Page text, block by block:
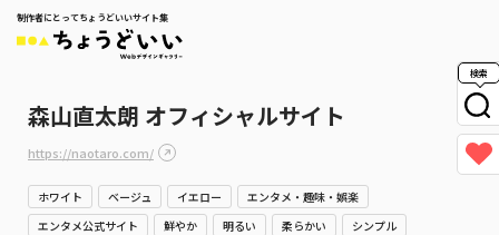
制作者にとってちょうどいいサイト集
検索
森山直太朗 オフィシャルサイト
https://naotaro.com/
ホワイト ベージュ イエロー
エンタメ・趣味・娯楽
エンタメ公式サイト
鮮やか 明るい 柔らかい
シンプル